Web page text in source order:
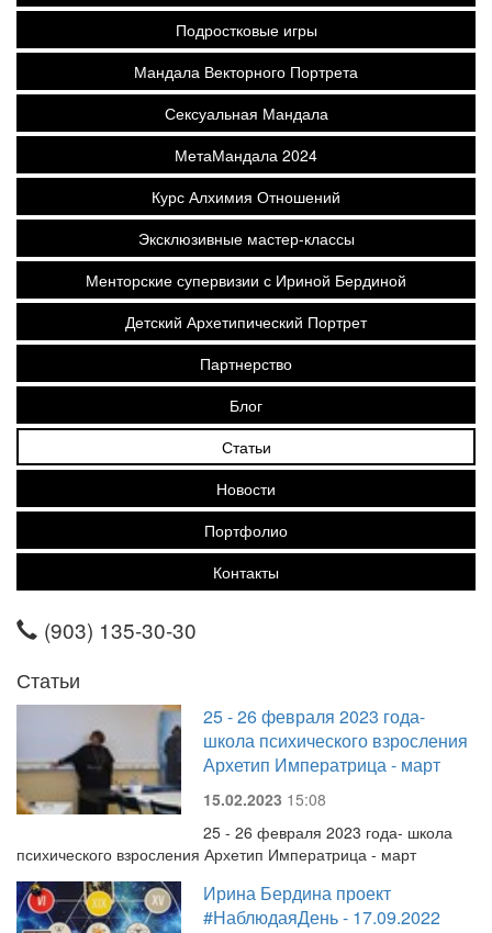
Подростковые игры
Мандала Векторного Портрета
Сексуальная Мандала
МетаМандала 2024
Курс Алхимия Отношений
Эксклюзивные мастер-классы
Менторские супервизии с Ириной Бердиной
Детский Архетипический Портрет
Партнерство
Блог
Статьи
Новости
Портфолио
Контакты
(903) 135-30-30
Статьи
25 - 26 февраля 2023 года-
школа психического взросления
Архетип Императрица - март
15.02.2023 15:08
25 - 26 февраля 2023 года- школа
психического взросления Архетип Императрица - март
Ирина Бердина проект
#НаблюдаяДень - 17.09.2022